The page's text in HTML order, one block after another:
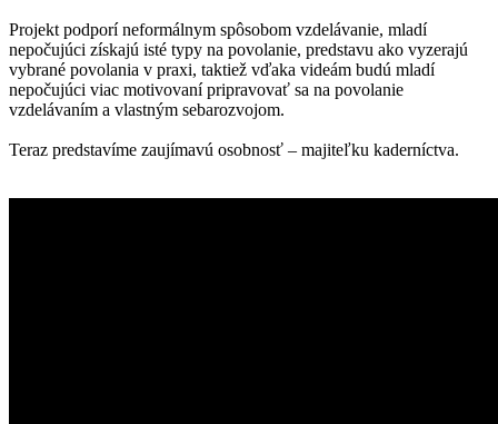
Projekt podporí neformálnym spôsobom vzdelávanie, mladí
nepočujúci získajú isté typy na povolanie, predstavu ako vyzerajú
vybrané povolania v praxi, taktiež vďaka videám budú mladí
nepočujúci viac motivovaní pripravovať sa na povolanie
vzdelávaním a vlastným sebarozvojom.
Teraz predstavíme zaujímavú osobnosť – majiteľku kaderníctva.